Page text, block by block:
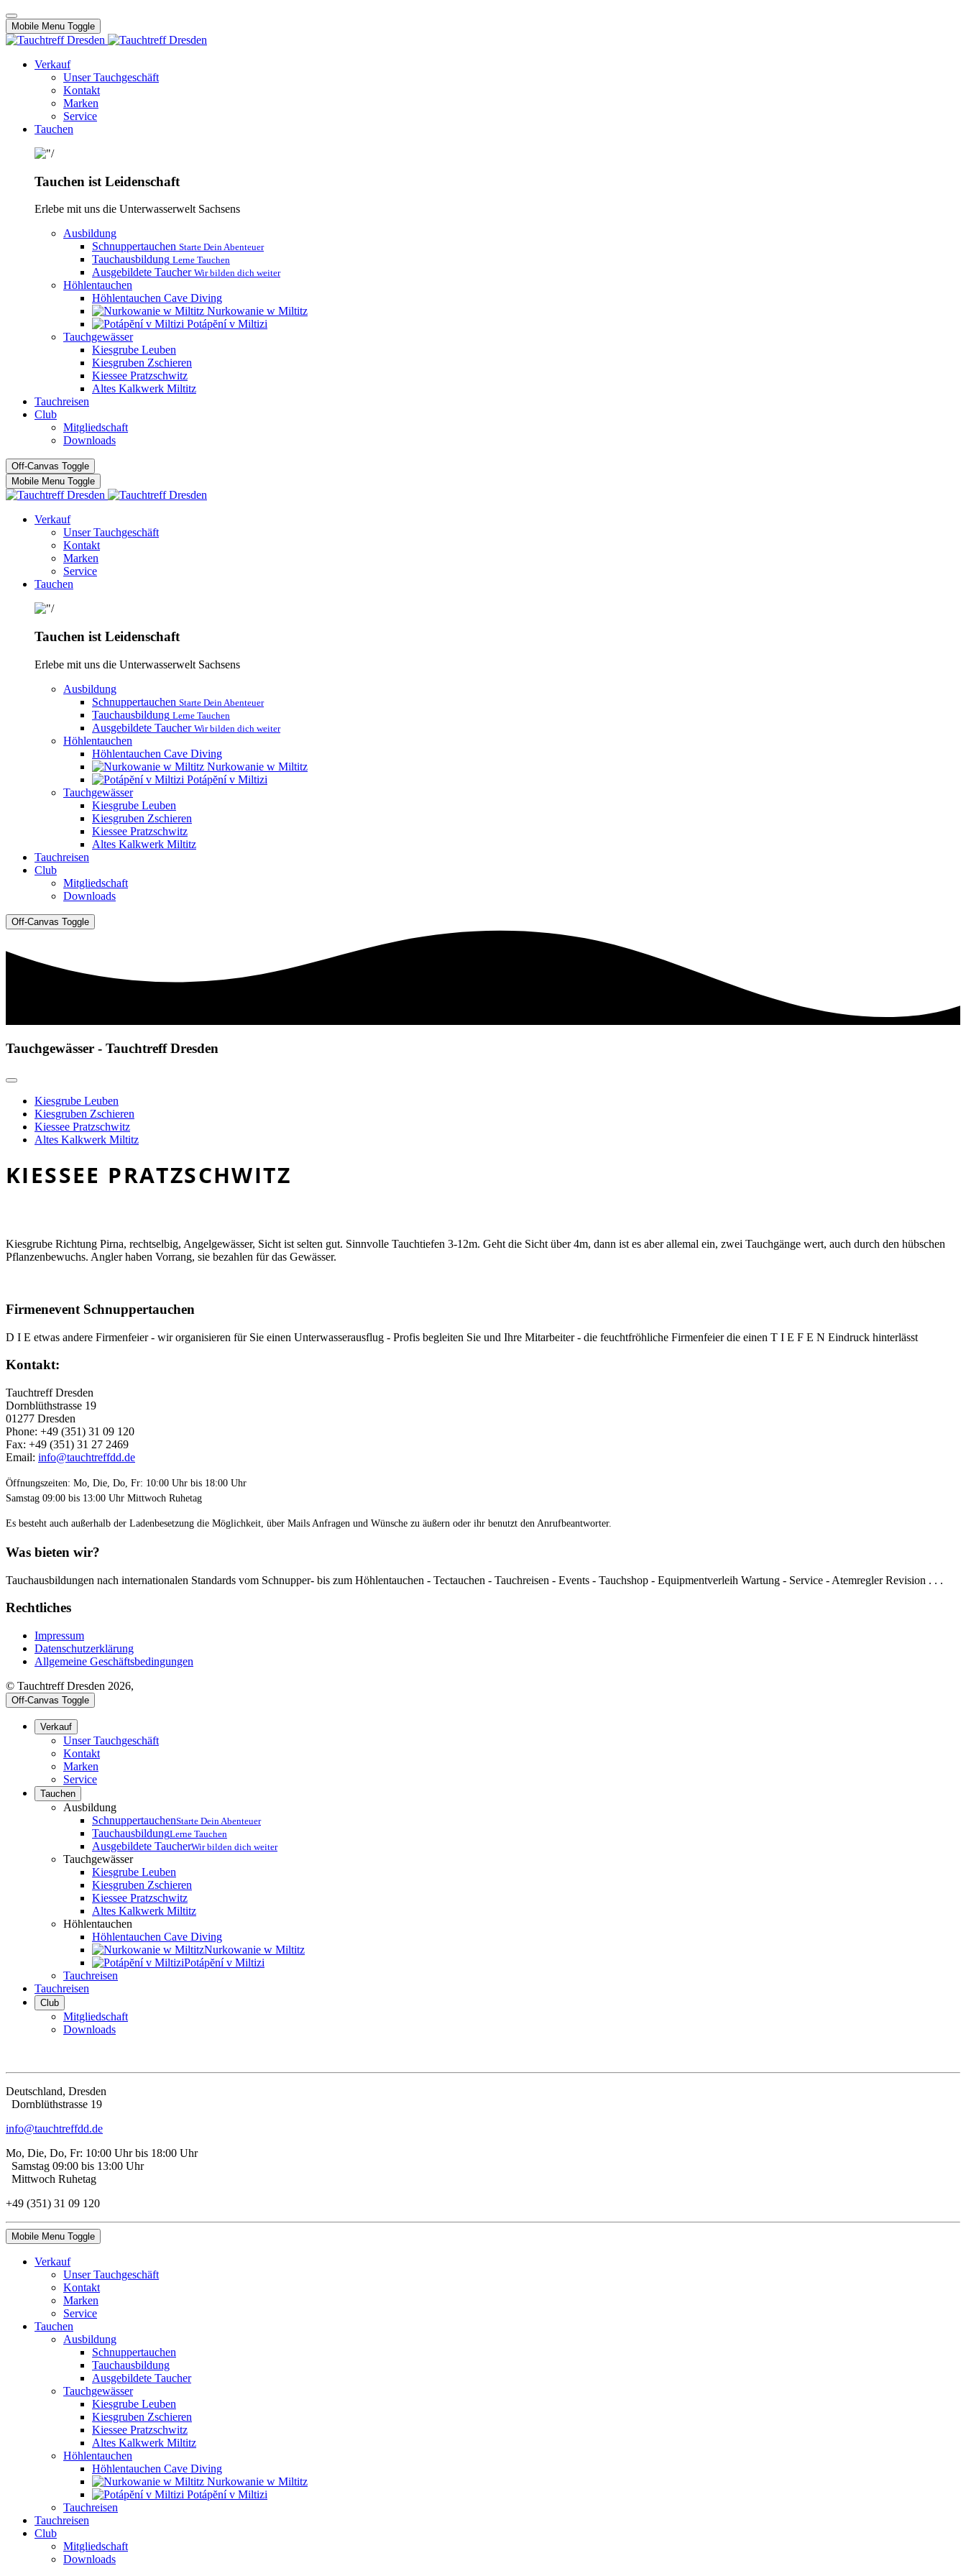
Mobile Menu Toggle
Verkauf
Unser Tauchgeschäft
Kontakt
Marken
Service
Tauchen
Tauchen ist Leidenschaft
Erlebe mit uns die Unterwasserwelt Sachsens
Ausbildung
Schnuppertauchen Starte Dein Abenteuer
Tauchausbildung Lerne Tauchen
Ausgebildete Taucher Wir bilden dich weiter
Höhlentauchen
Höhlentauchen Cave Diving
Nurkowanie w Miltitz
Potápĕní v Miltizi
Tauchgewässer
Kiesgrube Leuben
Kiesgruben Zschieren
Kiessee Pratzschwitz
Altes Kalkwerk Miltitz
Tauchreisen
Club
Mitgliedschaft
Downloads
Off-Canvas Toggle
Mobile Menu Toggle
Verkauf
Unser Tauchgeschäft
Kontakt
Marken
Service
Tauchen
Tauchen ist Leidenschaft
Erlebe mit uns die Unterwasserwelt Sachsens
Ausbildung
Schnuppertauchen Starte Dein Abenteuer
Tauchausbildung Lerne Tauchen
Ausgebildete Taucher Wir bilden dich weiter
Höhlentauchen
Höhlentauchen Cave Diving
Nurkowanie w Miltitz
Potápĕní v Miltizi
Tauchgewässer
Kiesgrube Leuben
Kiesgruben Zschieren
Kiessee Pratzschwitz
Altes Kalkwerk Miltitz
Tauchreisen
Club
Mitgliedschaft
Downloads
Off-Canvas Toggle
Tauchgewässer - Tauchtreff Dresden
Kiesgrube Leuben
Kiesgruben Zschieren
Kiessee Pratzschwitz
Altes Kalkwerk Miltitz
KIESSEE PRATZSCHWITZ
Kiesgrube Richtung Pirna, rechtselbig, Angelgewässer, Sicht ist selten gut. Sinnvolle Tauchtiefen 3-12m. Geht die Sicht über 4m, dann ist es aber allemal ein, zwei Tauchgänge wert, auch durch den hübschen
Pflanzenbewuchs. Angler haben Vorrang, sie bezahlen für das Gewässer.
Firmenevent Schnuppertauchen
D I E etwas andere Firmenfeier - wir organisieren für Sie einen Unterwasserausflug - Profis begleiten Sie und Ihre Mitarbeiter - die feuchtfröhliche Firmenfeier die einen T I E F E N Eindruck hinterlässt
Kontakt:
Tauchtreff Dresden
Dorn­blüth­strasse 19
01277 Dres­den
Phone: +49 (351) 31 09 120
Fax: +49 (351) 31 27 2469
Email: info@tauchtreffdd.de
Öffnungszeiten: Mo, Die, Do, Fr: 10:00 Uhr bis 18:00 Uhr
Samstag 09:00 bis 13:00 Uhr Mittwoch Ruhetag
Es besteht auch außerhalb der Ladenbesetzung die Möglichkeit, über Mails Anfragen und Wünsche zu äußern oder ihr benutzt den Anrufbeantworter.
Was bieten wir?
Tauchausbildungen nach internationalen Standards vom Schnupper- bis zum Höhlentauchen - Tectauchen - Tauchreisen - Events - Tauchshop - Equipmentverleih Wartung - Service - Atemregler Revision . . .
Rechtliches
Impressum
Datenschutzerklärung
Allgemeine Geschäftsbedingungen
© Tauchtreff Dresden 2026,
Off-Canvas Toggle
Verkauf
Unser Tauchgeschäft
Kontakt
Marken
Service
Tauchen
Ausbildung
SchnuppertauchenStarte Dein Abenteuer
TauchausbildungLerne Tauchen
Ausgebildete TaucherWir bilden dich weiter
Tauchgewässer
Kiesgrube Leuben
Kiesgruben Zschieren
Kiessee Pratzschwitz
Altes Kalkwerk Miltitz
Höhlentauchen
Höhlentauchen Cave Diving
Nurkowanie w Miltitz
Potápĕní v Miltizi
Tauchreisen
Tauchreisen
Club
Mitgliedschaft
Downloads
Deutschland, Dresden
Dorn­blüth­strasse 19
info@tauchtreffdd.de
Mo, Die, Do, Fr: 10:00 Uhr bis 18:00 Uhr
Samstag 09:00 bis 13:00 Uhr
Mittwoch Ruhetag
+49 (351) 31 09 120
Mobile Menu Toggle
Verkauf
Unser Tauchgeschäft
Kontakt
Marken
Service
Tauchen
Ausbildung
Schnuppertauchen
Tauchausbildung
Ausgebildete Taucher
Tauchgewässer
Kiesgrube Leuben
Kiesgruben Zschieren
Kiessee Pratzschwitz
Altes Kalkwerk Miltitz
Höhlentauchen
Höhlentauchen Cave Diving
Nurkowanie w Miltitz
Potápĕní v Miltizi
Tauchreisen
Tauchreisen
Club
Mitgliedschaft
Downloads